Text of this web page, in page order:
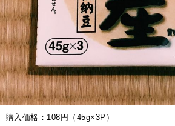
購入価格：108円（45g×3P）